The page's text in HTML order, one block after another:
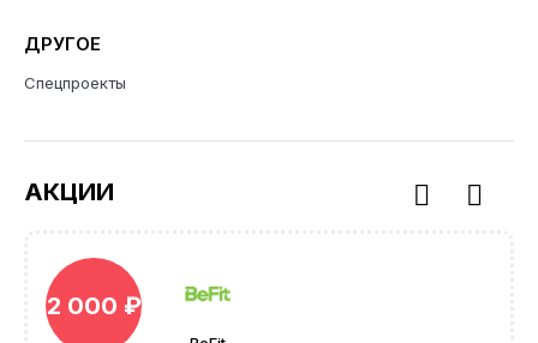
ДРУГОЕ
Спецпроекты
АКЦИИ
2 000 ₽